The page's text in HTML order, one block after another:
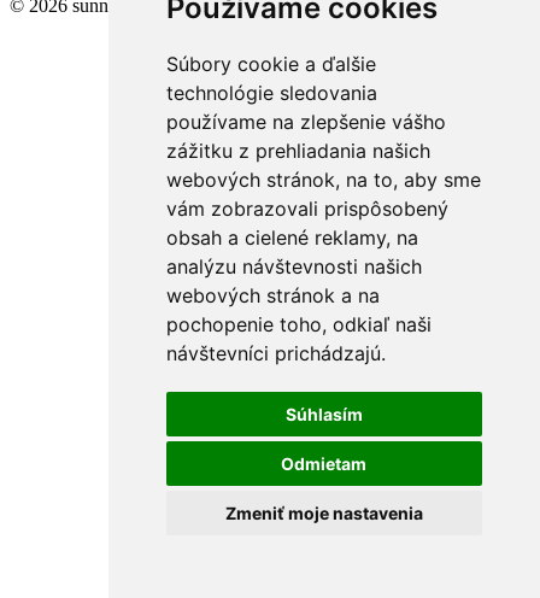
Používame cookies
Súbory cookie a ďalšie
technológie sledovania
používame na zlepšenie vášho
zážitku z prehliadania našich
webových stránok, na to, aby sme
vám zobrazovali prispôsobený
obsah a cielené reklamy, na
analýzu návštevnosti našich
webových stránok a na
pochopenie toho, odkiaľ naši
návštevníci prichádzajú.
Súhlasím
Odmietam
Zmeniť moje nastavenia
© 2026 sunnyreal s.r.o.